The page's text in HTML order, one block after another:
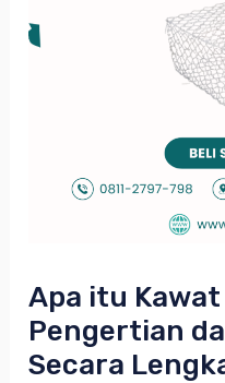
Apa itu
Pengertian
Secara